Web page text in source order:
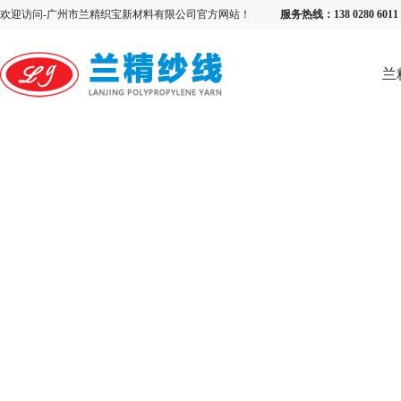
欢迎访问-广州市兰精织宝新材料有限公司官方网站！ 服务热线：138 0280
兰